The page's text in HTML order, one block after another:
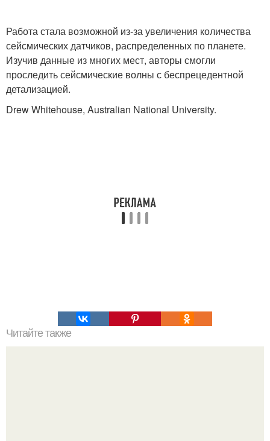
Работа стала возможной из-за увеличения количества
сейсмических датчиков, распределенных по планете.
Изучив данные из многих мест, авторы смогли
проследить сейсмические волны с беспрецедентной
детализацией.
Drew Whitehouse, Australian National University.
Читайте также